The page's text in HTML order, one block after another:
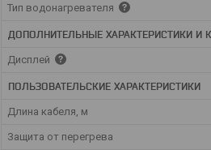
Тип водонагревателя
ДОПОЛНИТЕЛЬНЫЕ ХАРАКТЕРИСТИКИ И
Дисплей
ПОЛЬЗОВАТЕЛЬСКИЕ ХАРАКТЕРИСТИКИ
Длина кабеля, м
Защита от перегрева